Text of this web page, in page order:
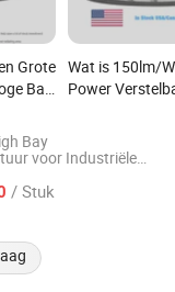
Grote
Bay
Wat is 150lm/
Power
Bay
voor Industriële
/ Stuk